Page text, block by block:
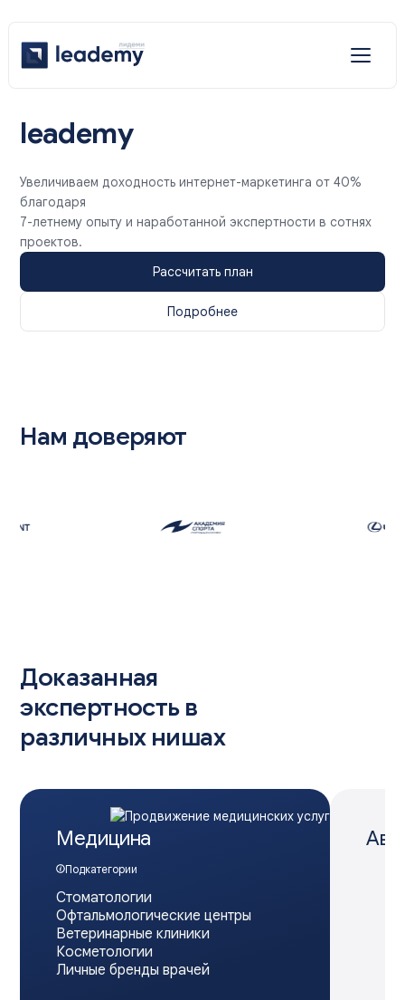
Наши решения
leademy
Увеличиваем доходность интернет-маркетинга от 40%
благодаря
7-летнему опыту и наработанной экспертности в сотнях
проектов.
Рассчитать план
Подробнее
Нам доверяют
Доказанная
экспертность в
различных нишах
Медицина
Подкатегории
Стоматологии
Офтальмологические центры
Ветеринарные клиники
Косметологии
Личные бренды врачей